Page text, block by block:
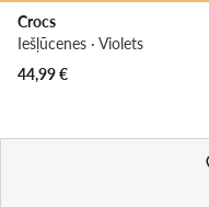
Crocs
Iešļūcenes · Violets
44,99€